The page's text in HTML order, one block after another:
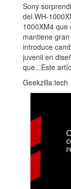
Sony
del WH-
1000XM4 que
mantiene
introduce
juvenil en
que...Este
Geekzilla.tech